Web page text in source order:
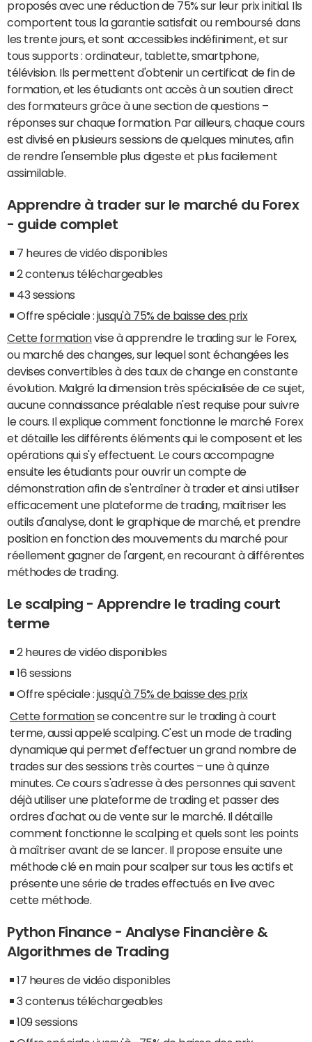
proposés avec une réduction de 75% sur leur prix initial. Ils
comportent tous la garantie satisfait ou remboursé dans
les trente jours, et sont accessibles indéfiniment, et sur
tous supports : ordinateur, tablette, smartphone,
télévision. Ils permettent d'obtenir un certificat de fin de
formation, et les étudiants ont accès à un soutien direct
des formateurs grâce à une section de questions –
réponses sur chaque formation. Par ailleurs, chaque cours
est divisé en plusieurs sessions de quelques minutes, afin
de rendre l'ensemble plus digeste et plus facilement
assimilable.
Apprendre à trader sur le marché du Forex
- guide complet
7 heures de vidéo disponibles
2 contenus téléchargeables
43 sessions
Offre spéciale : jusqu'à 75% de baisse des prix
Cette formationvise à apprendre le trading sur le Forex,
ou marché des changes, sur lequel sont échangées les
devises convertibles à des taux de change en constante
évolution. Malgré la dimension très spécialisée de ce sujet,
aucune connaissance préalable n'est requise pour suivre
le cours. Il explique comment fonctionne le marché Forex
et détaille les différents éléments qui le composent et les
opérations qui s'y effectuent. Le cours accompagne
ensuite les étudiants pour ouvrir un compte de
démonstration afin de s'entraîner à trader et ainsi utiliser
efficacement une plateforme de trading, maîtriser les
outils d'analyse, dont le graphique de marché, et prendre
position en fonction des mouvements du marché pour
réellement gagner de l'argent, en recourant à différentes
méthodes de trading.
Le scalping - Apprendre le trading court
terme
2 heures de vidéo disponibles
16 sessions
Offre spéciale : jusqu'à 75% de baisse des prix
Cette formationse concentre sur le trading à court
terme, aussi appelé scalping. C'est un mode de trading
dynamique qui permet d'effectuer un grand nombre de
trades sur des sessions très courtes – une à quinze
minutes. Ce cours s'adresse à des personnes qui savent
déjà utiliser une plateforme de trading et passer des
ordres d'achat ou de vente sur le marché. Il détaille
comment fonctionne le scalping et quels sont les points
à maîtriser avant de se lancer. Il propose ensuite une
méthode clé en main pour scalper sur tous les actifs et
présente une série de trades effectués en live avec
cette méthode.
Python Finance - Analyse Financière &
Algorithmes de Trading
17 heures de vidéo disponibles
3 contenus téléchargeables
109 sessions